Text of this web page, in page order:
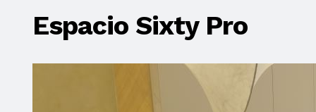
Espacio Sixty Pro